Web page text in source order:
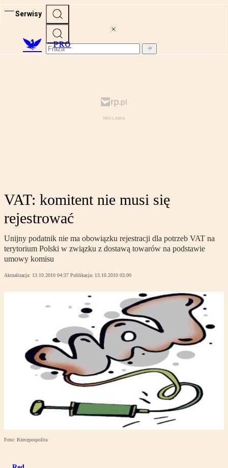
Serwisy
PRO
VAT: komitent nie musi się
rejestrować
Unijny podatnik nie ma obowiązku rejestracji dla potrzeb VAT na
terytorium Polski w związku z dostawą towarów na podstawie
umowy komisu
Aktualizacja: 13.10.2010 04:37 Publikacja: 13.10.2010 03:00
Foto: Rzeczpospolita